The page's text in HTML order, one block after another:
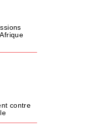
contre